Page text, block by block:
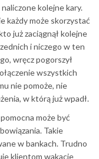
kolejne kary.
każdy może skorzystać
już zaciągnął kolejne
i niczego w ten
wręcz pogorszył
wszystkich
nie pomoże, nie
w którą już wpadł.
może być
Takie
w bankach. Trudno
klientom wakacje